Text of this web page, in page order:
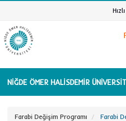
NİĞDE ÖMER HALİSDEMİR
Farabi Değişim Programı Farabi